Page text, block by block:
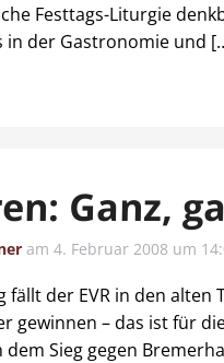
Festtags-Liturgie
in der Gastronomie und
Ganz,
am 4. Februar 2008 um
fällt der EVR in den alten
gewinnen – das ist für
dem Sieg gegen